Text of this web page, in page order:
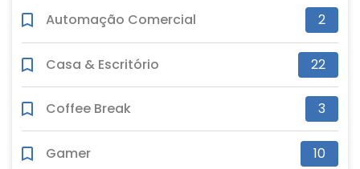
Automação Comercial 2
Casa & Escritório 22
Coffee Break 3
Gamer 10